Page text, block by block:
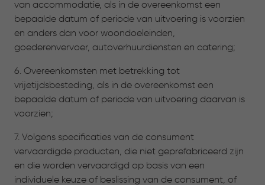
van accommodatie, als in de overeenkomst een
bepaalde datum of periode van uitvoering is voorzien
en anders dan voor woondoeleinden,
goederenvervoer, autoverhuurdiensten en catering;
6. Overeenkomsten met betrekking tot
vrijetijdsbesteding, als in de overeenkomst een
bepaalde datum of periode van uitvoering daarvan is
voorzien;
7. Volgens specificaties van de consument
vervaardigde producten, die niet geprefabriceerd zijn
en die worden vervaardigd op basis van een
individuele keuze of beslissing van de consument, of